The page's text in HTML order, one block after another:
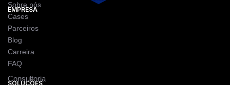
EMPRESA
Sobre nós
Cases
Parceiros
Blog
Carreira
FAQ
SOLUÇÕES
Consultoria